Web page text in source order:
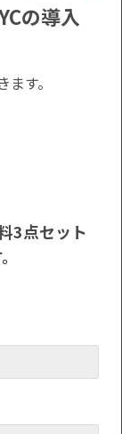
の導入
す。
3点セット